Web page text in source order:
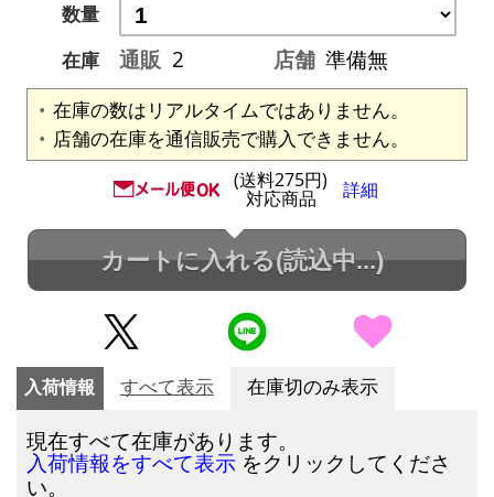
数量
在庫
通販 2 店舗 準備無
在庫の数はリアルタイムではありません。
店舗の在庫を通信販売で購入できません。
(送料275円)
対応商品 詳細
カートに入れる(読込中...)
入荷情報 すべて表示 在庫切のみ表示
現在すべて在庫があります。
入荷情報をすべて表示 をクリックしてくださ
い。